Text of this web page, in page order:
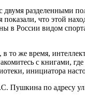
двумя разделенными
что этой
России видом
то же время,
с книгами,
инициатора
Пушкина по адресу